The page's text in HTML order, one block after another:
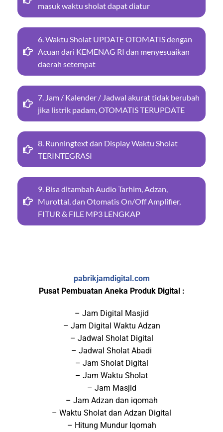
masuk waktu sholat dapat diatur
6. Waktu Sholat UPDATE OTOMATIS dengan
Acuan dari KEMENAG RI dan menyesuaikan
daerah setempat
7. Jam / Kalender / Jadwal akurat tidak berubah
jika listrik padam, OTOMATIS TERUPDATE
8. Runningtext dan Display Waktu Sholat
TERINTEGRASI
9. Bisa ditambah Audio Tarhim, Adzan,
Murottal, dan Otomatis On/Off Amplifier,
FITUR & FILE MP3 LENGKAP
pabrikjamdigital.com
Pusat Pembuatan Aneka Produk Digital :
– Jam Digital Masjid
– Jam Digital Waktu Adzan
– Jadwal Sholat Digital
– Jadwal Sholat Abadi
– Jam Sholat Digital
– Jam Waktu Sholat
– Jam Masjid
– Jam Adzan dan iqomah
– Waktu Sholat dan Adzan Digital
– Hitung Mundur Iqomah